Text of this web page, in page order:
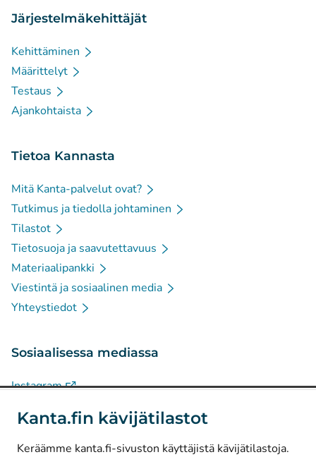
Kanta.fin kävijätilastot
Keräämme kanta.fi-sivuston käyttäjistä kävijätilastoja.
Järjestelmäkehittäjät
Kehittäminen
Määrittelyt
Testaus
Ajankohtaista
Tietoa Kannasta
Mitä Kanta-palvelut ovat?
Tutkimus ja tiedolla johtaminen
Tilastot
Tietosuoja ja saavutettavuus
Materiaalipankki
Viestintä ja sosiaalinen media
Yhteystiedot
Sosiaalisessa mediassa
Instagram(Avautuu uuteen välilehteen)
Facebook(Avautuu uuteen välilehteen)